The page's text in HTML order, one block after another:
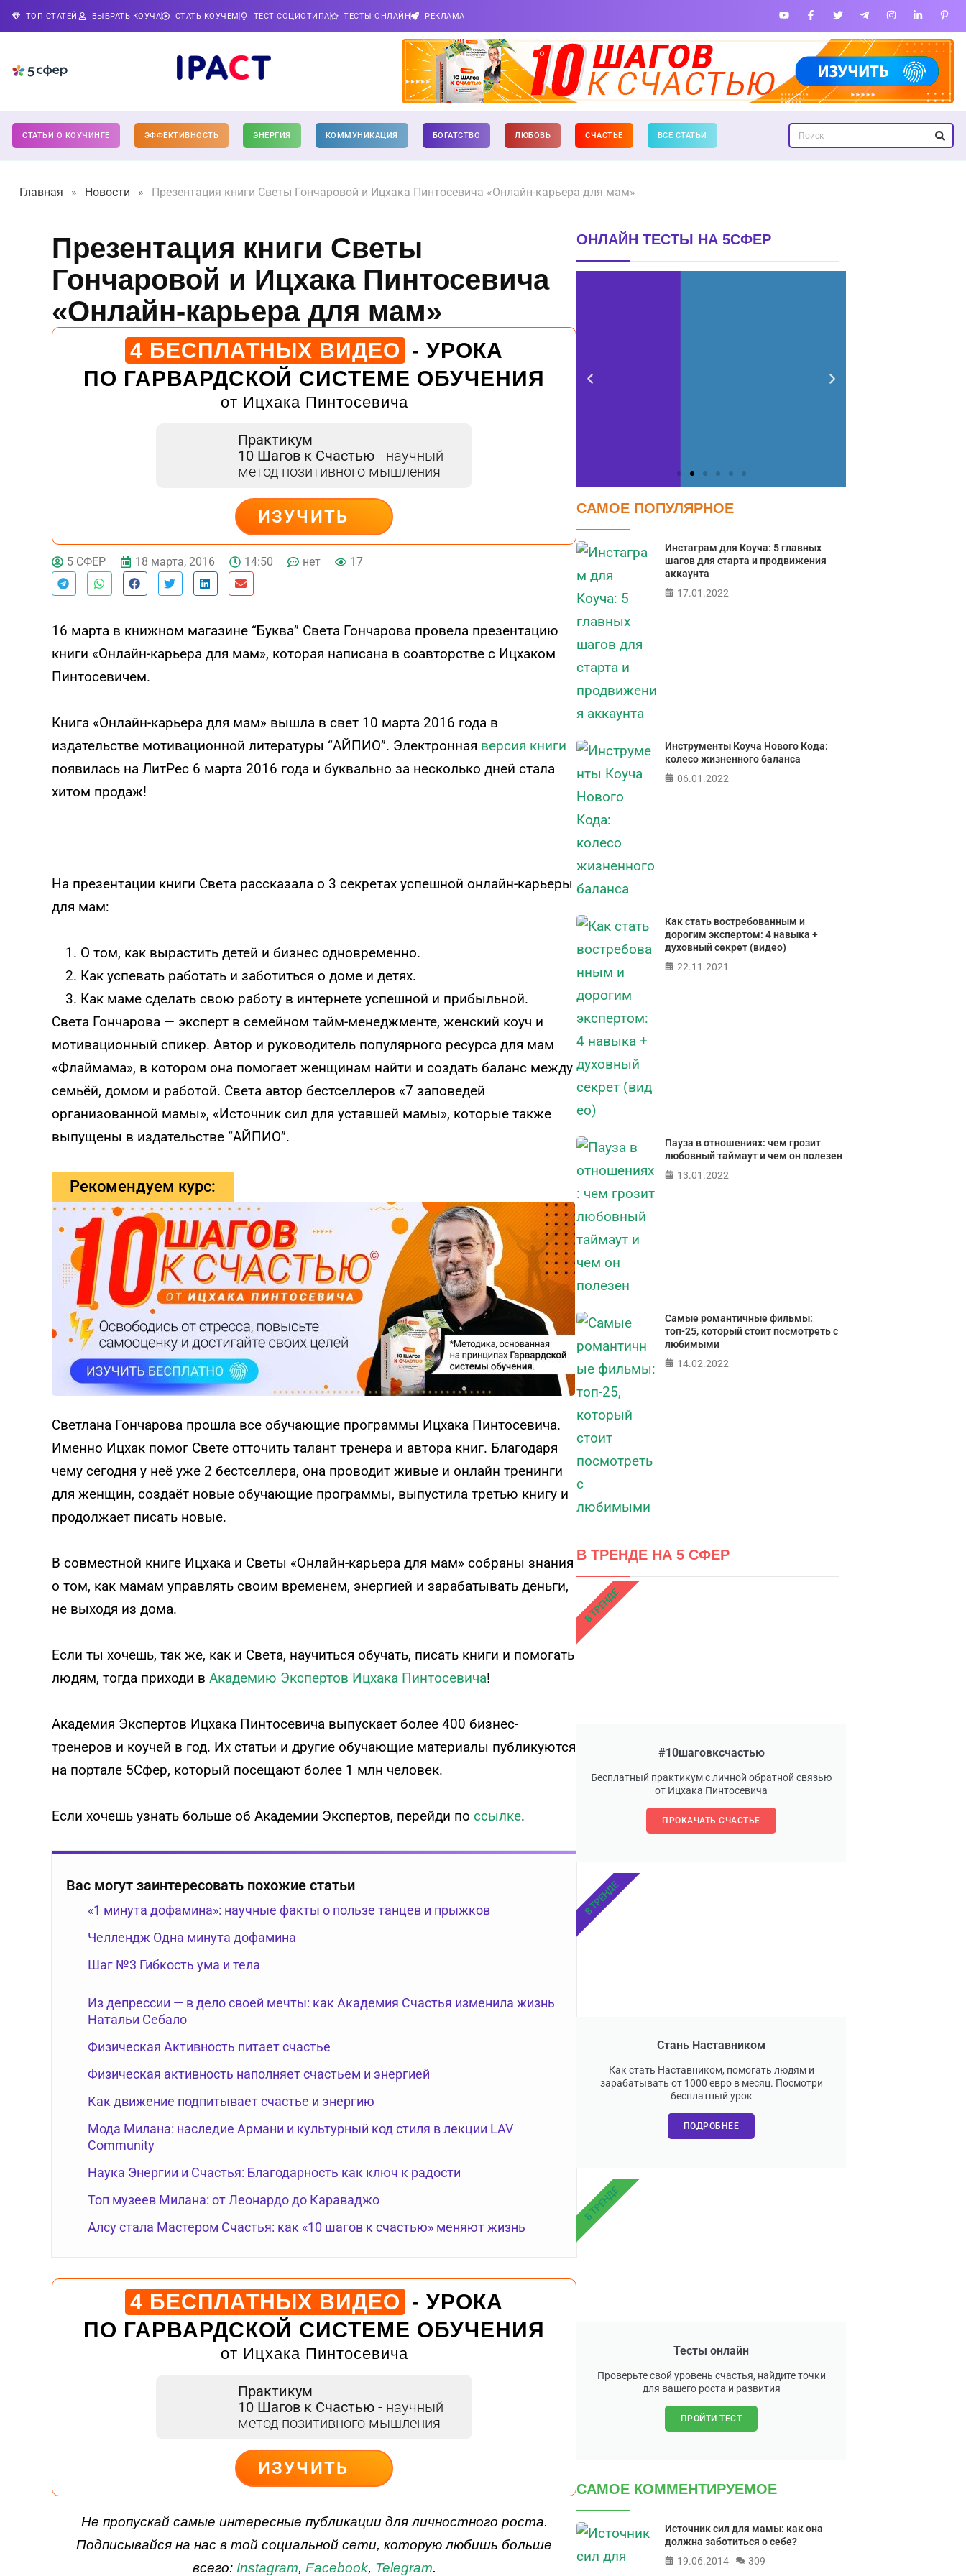
ТОП СТАТЕЙ ВЫБРАТЬ КОУЧА СТАТЬ КОУЧЕМ ТЕСТ СОЦИОТИПА ТЕСТЫ ОНЛАЙН РЕКЛАМА
СТАТЬИ О КОУЧИНГЕ ЭФФЕКТИВНОСТЬ ЭНЕРГИЯ КОММУНИКАЦИЯ БОГАТСТВО ЛЮБОВЬ СЧАСТЬЕ ВСЕ СТАТЬИ
Главная » Новости » Презентация книги Светы Гончаровой и Ицхака Пинтосевича «Онлайн-карьера для мам»
Презентация книги Светы
Гончаровой и Ицхака Пинтосевича
«Онлайн-карьера для мам»
4 БЕСПЛАТНЫХ ВИДЕО - УРОКА
ПО ГАРВАРДСКОЙ СИСТЕМЕ ОБУЧЕНИЯ
от Ицхака Пинтосевича
Практикум
10 Шагов к Счастью - научный
метод позитивного мышления
ИЗУЧИТЬ
ДЕЙСТВУЙ
5 СФЕР 18 марта, 2016 14:50 нет 17
16 марта в книжном магазине “Буква” Света Гончарова провела презентацию
книги «Онлайн-карьера для мам», которая написана в соавторстве с Ицхаком
Пинтосевичем.
Книга «Онлайн-карьера для мам» вышла в свет 10 марта 2016 года в
издательстве мотивационной литературы “АЙПИО”. Электронная версия книги
появилась на ЛитРес 6 марта 2016 года и буквально за несколько дней стала
хитом продаж!
На презентации книги Света рассказала о 3 секретах успешной онлайн-карьеры
для мам:
О том, как вырастить детей и бизнес одновременно.
Как успевать работать и заботиться о доме и детях.
Как маме сделать свою работу в интернете успешной и прибыльной.
Света Гончарова — эксперт в семейном тайм-менеджменте, женский коуч и
мотивационный спикер. Автор и руководитель популярного ресурса для мам
«Флаймама», в котором она помогает женщинам найти и создать баланс между
семьёй, домом и работой. Света автор бестселлеров «7 заповедей
организованной мамы», «Источник сил для уставшей мамы», которые также
выпущены в издательстве “АЙПИО”.
Рекомендуем курс:
Светлана Гончарова прошла все обучающие программы Ицхака Пинтосевича.
Именно Ицхак помог Свете отточить талант тренера и автора книг. Благодаря
чему сегодня у неё уже 2 бестселлера, она проводит живые и онлайн тренинги
для женщин, создаёт новые обучающие программы, выпустила третью книгу и
продолжает писать новые.
В совместной книге Ицхака и Светы «Онлайн-карьера для мам» собраны знания
о том, как мамам управлять своим временем, энергией и зарабатывать деньги,
не выходя из дома.
Если ты хочешь, так же, как и Света, научиться обучать, писать книги и помогать
людям, тогда приходи в Академию Экспертов Ицхака Пинтосевича!
Академия Экспертов Ицхака Пинтосевича выпускает более 400 бизнес-
тренеров и коучей в год. Их статьи и другие обучающие материалы публикуются
на портале 5Сфер, который посещают более 1 млн человек.
Если хочешь узнать больше об Академии Экспертов, перейди по ссылке.
Вас могут заинтересовать похожие статьи
«1 минута дофамина»: научные факты о пользе танцев и прыжков
Челлендж Одна минута дофамина
Шаг №3 Гибкость ума и тела
Из депрессии — в дело своей мечты: как Академия Счастья изменила жизнь
Натальи Себало
Физическая Активность питает счастье
Физическая активность наполняет счастьем и энергией
Как движение подпитывает счастье и энергию
Мода Милана: наследие Армани и культурный код стиля в лекции LAV
Community
Наука Энергии и Счастья: Благодарность как ключ к радости
Топ музеев Милана: от Леонардо до Караваджо
Алсу стала Мастером Счастья: как «10 шагов к счастью» меняют жизнь
4 БЕСПЛАТНЫХ ВИДЕО - УРОКА
ПО ГАРВАРДСКОЙ СИСТЕМЕ ОБУЧЕНИЯ
от Ицхака Пинтосевича
Практикум
10 Шагов к Счастью - научный
метод позитивного мышления
ИЗУЧИТЬ
ДЕЙСТВУЙ
Не пропускай самые интересные публикации для личностного роста.
Подписывайся на нас в той социальной сети, которую любишь больше
всего: Instagram, Facebook, Telegram.
ОНЛАЙН ТЕСТЫ НА 5СФЕР
Тест эмоционального
выгорания
эмоционального выгорания
ПРОЙТИ ТЕСТ
Тест FERMI
сферах
Онлайн тест на основе шкалы
локуса контроля Джулиана Роттера
САМОЕ ПОПУЛЯРНОЕ
Инстаграм для Коуча: 5 главных
шагов для старта и продвижения
аккаунта
17.01.2022
Инструменты Коуча Нового Кода:
колесо жизненного баланса
06.01.2022
Как стать востребованным и
дорогим экспертом: 4 навыка +
духовный секрет (видео)
22.11.2021
Пауза в отношениях: чем грозит
любовный таймаут и чем он полезен
13.01.2022
Самые романтичные фильмы:
топ-25, который стоит посмотреть с
любимыми
14.02.2022
В ТРЕНДЕ НА 5 СФЕР
#10шаговксчастью
Бесплатный практикум с личной обратной связью
от Ицхака Пинтосевича
ПРОКАЧАТЬ СЧАСТЬЕ
В ТРЕНДЕ
Стань Наставником
Как стать Наставником, помогать людям и
зарабатывать от 1000 евро в месяц. Посмотри
бесплатный урок
ПОДРОБНЕЕ
В ТРЕНДЕ
Тесты онлайн
Проверьте свой уровень счастья, найдите точки
для вашего роста и развития
ПРОЙТИ ТЕСТ
В ТРЕНДЕ
САМОЕ КОММЕНТИРУЕМОЕ
Источник сил для мамы: как она
должна заботиться о себе?
19.06.2014
309